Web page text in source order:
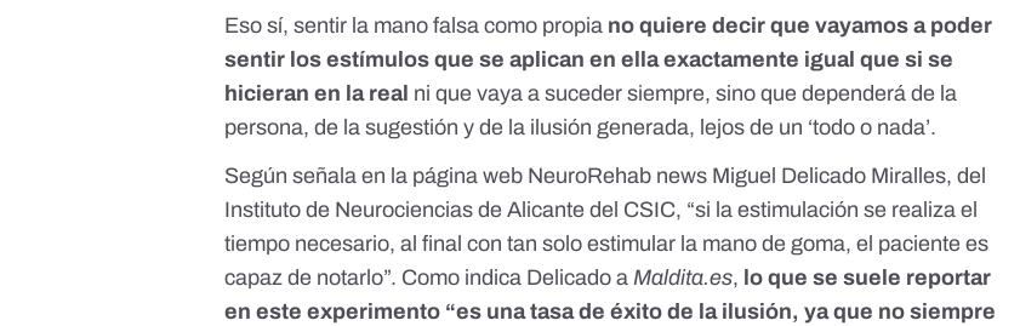
Eso sí, sentir la mano falsa como propia no quiere decir que vayamos a poder
sentir los estímulos que se aplican en ella exactamente igual que si se
hicieran en la real ni que vaya a suceder siempre, sino quedependerá de la
persona, de la sugestión y de la ilusión generada, lejos de un ‘todo o nada’.
Según señala en la página web NeuroRehab news Miguel Delicado Miralles, del
Instituto de Neurociencias de Alicante del CSIC, “si la estimulación se realiza el
tiempo necesario, al final con tan solo estimular la mano de goma, el paciente es
capaz de notarlo”. Como indica Delicado aMaldita.es, lo que se suele reportar
en este experimento “es una tasa de éxito de la ilusión, ya que no siempre